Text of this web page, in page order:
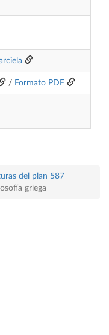
/ Formato PDF
del plan 587
griega